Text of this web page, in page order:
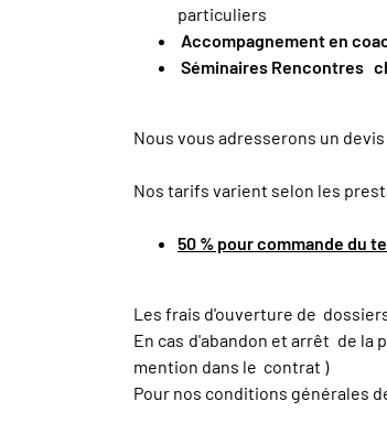
particuliers
Accompagnement en
Séminaires Rencontres
Nous vous adresserons un
Nos tarifs varient selon les
50 % pour commande du
Les frais d'ouverture de
En cas d'abandon et arrêt de la
mention dans le contrat )
Pour nos conditions générales